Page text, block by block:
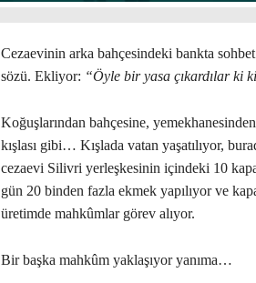
Cezaevinin arka bahçesindeki bankta
sözü. Ekliyor: “Öyle bir yasa çıkardılar ki
Koğuşlarından bahçesine,
kışlası gibi… Kışlada vatan yaşatılıyor,
cezaevi Silivri yerleşkesinin içindeki 10
gün 20 binden fazla ekmek yapılıyor ve
üretimde mahkûmlar görev alıyor.
Bir başka mahkûm yaklaşıyor yanıma…